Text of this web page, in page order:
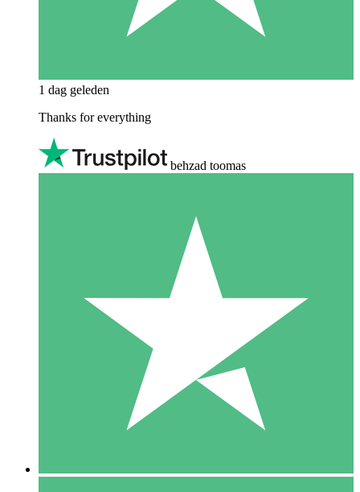
1 dag geleden
Thanks for everything
behzad toomas